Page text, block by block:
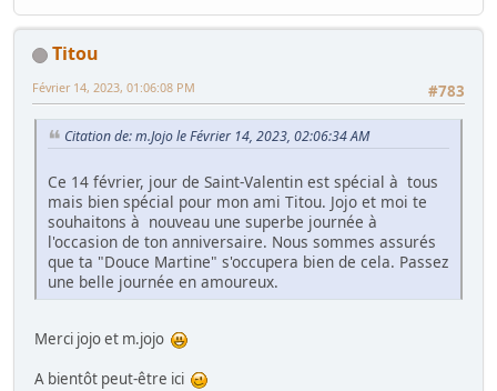
Titou
#783
Février 14, 2023, 01:06:08 PM
Citation de: m.Jojo le Février 14, 2023, 02:06:34 AM
Ce 14 février, jour de Saint-Valentin est spécial à tous
mais bien spécial pour mon ami Titou. Jojo et moi te
souhaitons à nouveau une superbe journée à
l'occasion de ton anniversaire. Nous sommes assurés
que ta "Douce Martine" s'occupera bien de cela. Passez
une belle journée en amoureux.
Merci jojo et m.jojo
A bientôt peut-être ici